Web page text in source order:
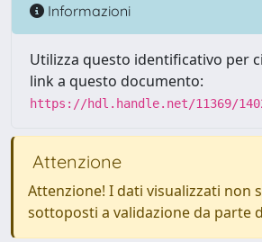
Informazioni
Utilizza questo identificativo per
link a questo documento:
https://hdl.handle.net/11369/
Attenzione
Attenzione! I dati visualizzati non
sottoposti a validazione da parte